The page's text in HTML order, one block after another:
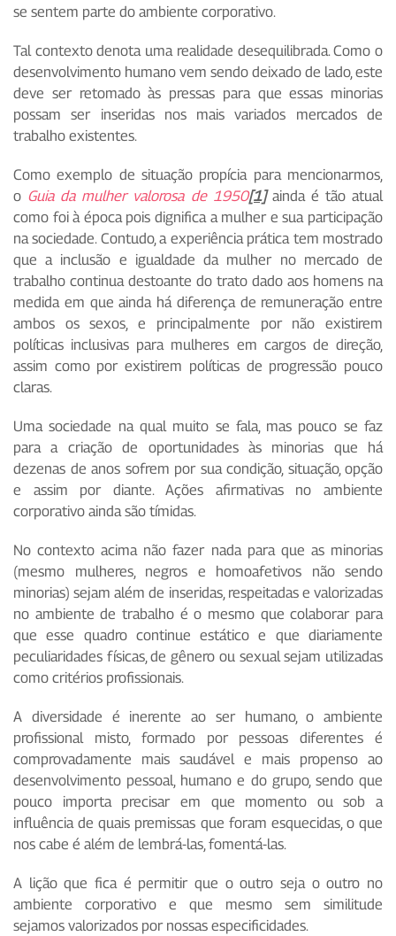
se sentem parte do ambiente corporativo.
Tal contexto denota uma realidade desequilibrada. Como o
desenvolvimento humano vem sendo deixado de lado, este
deve ser retomado às pressas para que essas minorias
possam ser inseridas nos mais variados mercados de
trabalho existentes.
Como exemplo de situação propícia para mencionarmos,
o Guia da mulher valorosa de 1950[1]ainda é tão atual
como foi à época pois dignifica a mulher e sua participação
na sociedade. Contudo, a experiência prática tem mostrado
que a inclusão e igualdade da mulher no mercado de
trabalho continua destoante do trato dado aos homens na
medida em que ainda há diferença de remuneração entre
ambos os sexos, e principalmente por não existirem
políticas inclusivas para mulheres em cargos de direção,
assim como por existirem políticas de progressão pouco
claras.
Uma sociedade na qual muito se fala, mas pouco se faz
para a criação de oportunidades às minorias que há
dezenas de anos sofrem por sua condição, situação, opção
e assim por diante. Ações afirmativas no ambiente
corporativo ainda são tímidas.
No contexto acima não fazer nada para que as minorias
(mesmo mulheres, negros e homoafetivos não sendo
minorias) sejam além de inseridas, respeitadas e valorizadas
no ambiente de trabalho é o mesmo que colaborar para
que esse quadro continue estático e que diariamente
peculiaridades físicas, de gênero ou sexual sejam utilizadas
como critérios profissionais.
A diversidade é inerente ao ser humano, o ambiente
profissional misto, formado por pessoas diferentes é
comprovadamente mais saudável e mais propenso ao
desenvolvimento pessoal, humano e do grupo, sendo que
pouco importa precisar em que momento ou sob a
influência de quais premissas que foram esquecidas, o que
nos cabe é além de lembrá-las, fomentá-las.
A lição que fica é permitir que o outro seja o outro no
ambiente corporativo e que mesmo sem similitude
sejamos valorizados por nossas especificidades.